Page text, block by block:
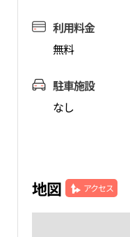
利用料金
無料
駐車施設
なし
地図 アクセス